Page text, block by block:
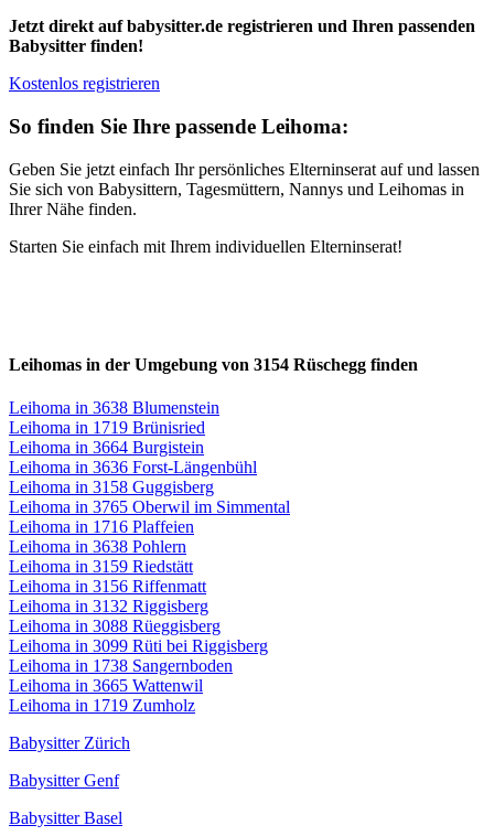
Jetzt direkt auf babysitter.de registrieren und Ihren passenden
Babysitter finden!
Kostenlos registrieren
So finden Sie Ihre passende Leihoma:
Geben Sie jetzt einfach Ihr persönliches Elterninserat auf und lassen
Sie sich von Babysittern, Tagesmüttern, Nannys und Leihomas in
Ihrer Nähe finden.
Starten Sie einfach mit Ihrem individuellen Elterninserat!
Leihomas in der Umgebung von 3154 Rüschegg finden
Leihoma in 3638 Blumenstein
Leihoma in 1719 Brünisried
Leihoma in 3664 Burgistein
Leihoma in 3636 Forst-Längenbühl
Leihoma in 3158 Guggisberg
Leihoma in 3765 Oberwil im Simmental
Leihoma in 1716 Plaffeien
Leihoma in 3638 Pohlern
Leihoma in 3159 Riedstätt
Leihoma in 3156 Riffenmatt
Leihoma in 3132 Riggisberg
Leihoma in 3088 Rüeggisberg
Leihoma in 3099 Rüti bei Riggisberg
Leihoma in 1738 Sangernboden
Leihoma in 3665 Wattenwil
Leihoma in 1719 Zumholz
Babysitter Zürich
Babysitter Genf
Babysitter Basel